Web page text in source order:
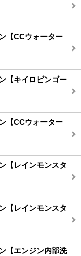
【CCウォーター
【キイロビンゴー
【CCウォーター
【レインモンスタ
【レインモンスタ
【エンジン内部洗